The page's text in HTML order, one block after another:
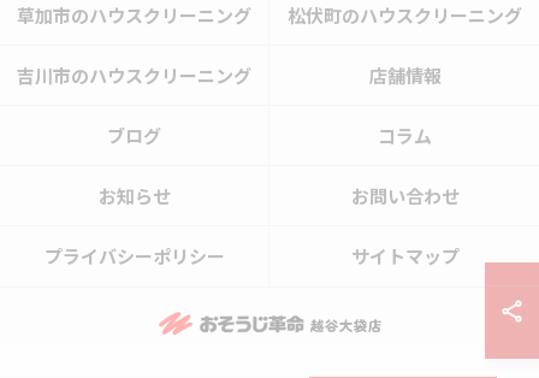
草加市のハウスクリーニング 松伏町のハウスクリーニング
吉川市のハウスクリーニング 店舗情報
ブログ コラム
お知らせ お問い合わせ
プライバシーポリシー サイトマップ